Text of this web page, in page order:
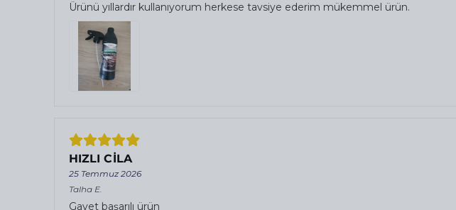
Ürünü yıllardır kullanıyorum herkese tavsiye ederim mükemmel ürün.
HIZLI CİLA
25 Temmuz 2026
Talha E.
Gayet başarılı ürün